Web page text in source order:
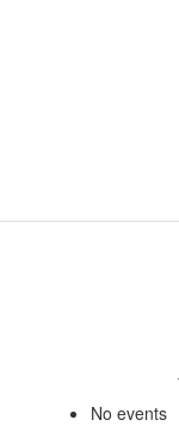
No events